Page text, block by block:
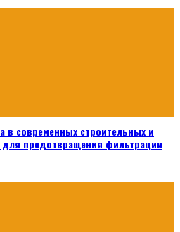
в современных строительных и
для предотвращения фильтрации